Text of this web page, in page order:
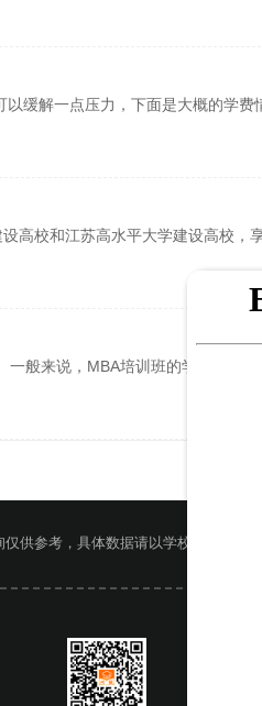
缓解一点压力，下面是大概的学费
高校和江苏高水平大学建设高校，
般来说，MBA培训班的学费在2500-
仅供参考，具体数据请以学校官网或考试